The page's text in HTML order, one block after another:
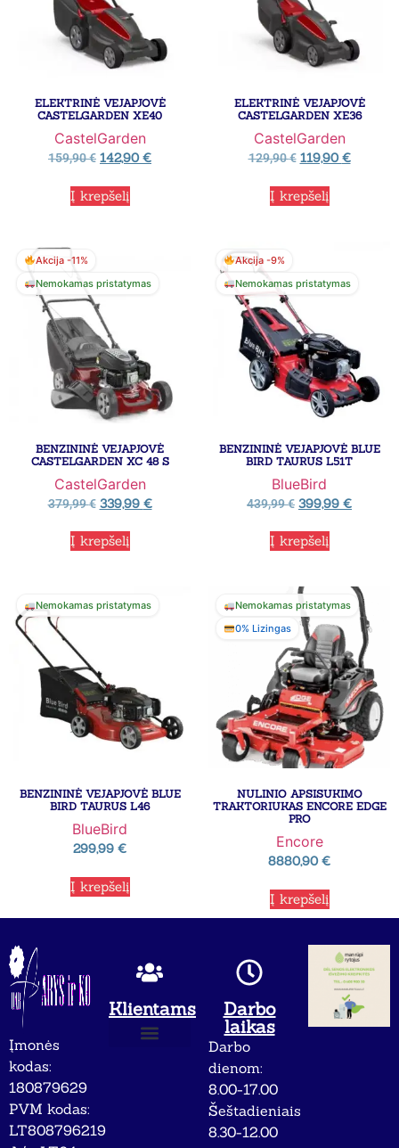
ELEKTRINĖ VEJAPJOVĖ
CASTELGARDEN XE40
CastelGarden
159,90€ 142,90€
Į krepšelį
ELEKTRINĖ VEJAPJOVĖ
CASTELGARDEN XE36
CastelGarden
129,90€ 119,90€
Į krepšelį
Akcija -11%
Nemokamas pristatymas
BENZININĖ VEJAPJOVĖ
CASTELGARDEN XC 48 S
CastelGarden
379,99€ 339,99 €
Į krepšelį
Akcija -9%
Nemokamas pristatymas
BENZININĖ VEJAPJOVĖ BLUE
BIRD TAURUS L51T
BlueBird
439,99€ 399,99 €
Į krepšelį
Nemokamas pristatymas
BENZININĖ VEJAPJOVĖ BLUE
BIRD TAURUS L46
BlueBird
299,99 €
Į krepšelį
Nemokamas pristatymas
0% Lizingas
NULINIO APSISUKIMO
TRAKTORIUKAS ENCORE EDGE
PRO
Encore
8880,90€
Į krepšelį
Įmonės
kodas:
180879629
PVM kodas:
LT808796219
Klientams
Darbo
laikas
Darbo
dienom:
8.00-17.00
Šeštadieniais
8.30-12.00